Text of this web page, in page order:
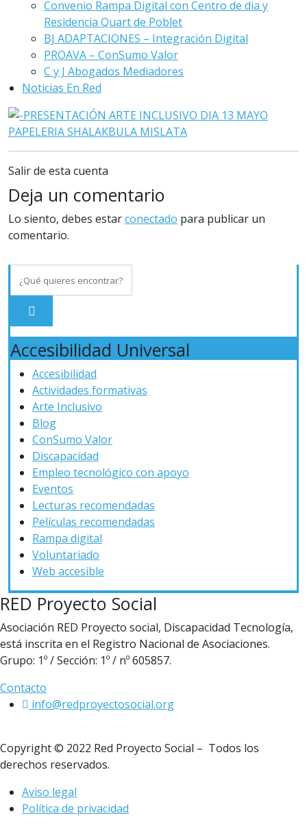
Convenio Rampa Digital con Centro de dia y
Residencia Quart de Poblet
BJ ADAPTACIONES – Integración Digital
PROAVA – ConSumo Valor
C y J Abogados Mediadores
Noticias En Red
Salir de esta cuenta
Deja un comentario
Lo siento, debes estarconectado para publicar un
comentario.
Accesibilidad Universal
Accesibilidad
Actividades formativas
Arte Inclusivo
Blog
ConSumo Valor
Discapacidad
Empleo tecnológico con apoyo
Eventos
Lecturas recomendadas
Películas recomendadas
Rampa digital
Voluntariado
Web accesible
RED Proyecto Social
Asociación RED Proyecto social, Discapacidad Tecnología,
está inscrita en el Registro Nacional de Asociaciones.
Grupo: 1º / Sección: 1º / nº 605857.
Contacto
info@redproyectosocial.org
Copyright © 2022 Red Proyecto Social – Todos los
derechos reservados.
Aviso legal
Política de privacidad